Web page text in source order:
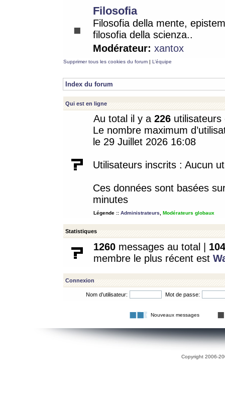
Filosofia
Filosofia della mente,
filosofia della scienza..
Modérateur: xantox
Supprimer tous les cookies du forum | L’équipe
Index du forum
Qui est en ligne
Au total il y a 226
Le nombre maximum
le 29 Juillet 2026 16:08
Utilisateurs inscrits : Aucun
Ces données sont basées
minutes
Légende :: Administrateurs Modérateurs globaux
Statistiques
1260 messages au total | 104
membre le plus récent est
Connexion
Nom d’utilisateur: Mot de passe:
Nouveaux messages
Copyright 2006-